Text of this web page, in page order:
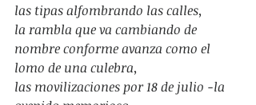
las tipas alfombrando las calles,
la rambla que va cambiando de
nombre conforme avanza como el
lomo de una culebra,
las movilizaciones por 18 de julio -la